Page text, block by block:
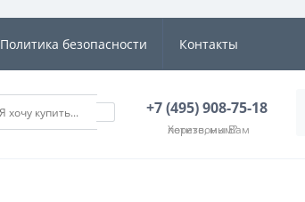
Политика безопасности Контакты
+7 (495) 908-75-18
Хотите, мы Вам перезвоним?